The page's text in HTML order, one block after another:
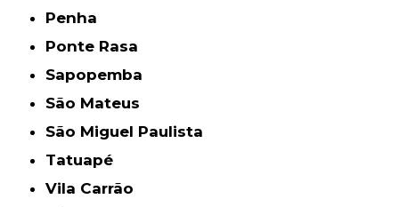
Penha
Ponte Rasa
Sapopemba
São Mateus
São Miguel Paulista
Tatuapé
Vila Carrão